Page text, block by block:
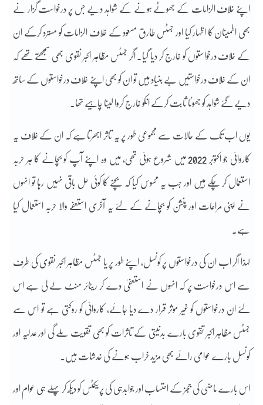
اپنے خلاف الزامات کے جھوٹے ہونے کے شواہد دیے جس پر درخواست گزار نے
بھی اطمینان کا اظہار کیا اور جسٹس طارق مسعود کے خلاف الزامات کو مسترد کرکے ان
کے خلاف درخواستوں کو خارج کر دیا گیا۔ اگر جسٹس مظاہر اکبر نقوی بھی سمجھتے تھے کہ
ان کے خلاف درخواستیں بے بنیاد ہیں تو ان کو بھی اپنے خلاف درخواستوں کے ساتھ
دیے گئے شواہد کو جھوٹا ثابت کرکے انکو خارج کروا لینا چاہیے تھا۔
یوں اب تک کے حالات سے مجموعی طور پر یہ تاثر ابھرتا ہے کہ ان کے خلاف یہ
کاروائی جو اکتوبر 2022 میں شروع ہوئی تھی، میں وہ اپنے آپ کو بچانے کا ہر حربہ
استعمال کر چکے ہیں اور جب یہ محسوس کیا کہ بچنے کا کوئی حل باقی نہیں رہا تو انہوں
نے اپنی مراعات اور پنشن کو بچانے کے لئے یہ آخری استعفے والا حربہ استعمال کیا
ہے۔
لہذا اگر اب ان کی درخواستوں پر کونسل، اپنے طور پر یا جسٹس مظاہر اکبر نقوی کی طرف
سے اس درخواست پر کہ انہوں نے استعفیٰ دے کر ریٹائر منٹ لے لی ہے اس
لئے ان درخواستوں کو غیر موثر قرار دے دیا جائے، کاروائی کو روکتی ہے تو اس سے
جسٹس مظاہر اکبر تقوی بارے بدنیتی کے تاثرات کو بھی تقویت ملے گی اور عدلیہ اور
کونسل بارے عوامی رائے بھی مزید خراب ہونے کی خدشات ہیں۔
اس بارے ماضی کی ججز کے احتساب اور جوابدہی کی پریکٹس کو دیکھ کر پہلے ہی عوام اور